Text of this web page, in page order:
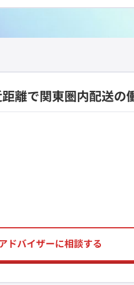
離で関東圏内配送の
ドバイザーに相談する